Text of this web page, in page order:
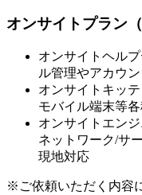
オンサイトプラン
オンサイトヘル
ル管理やアカウ
オンサイトキッ
モバイル端末等
オンサイトエンジ
ネットワーク/サ
現地対応
※ご依頼いただく内容